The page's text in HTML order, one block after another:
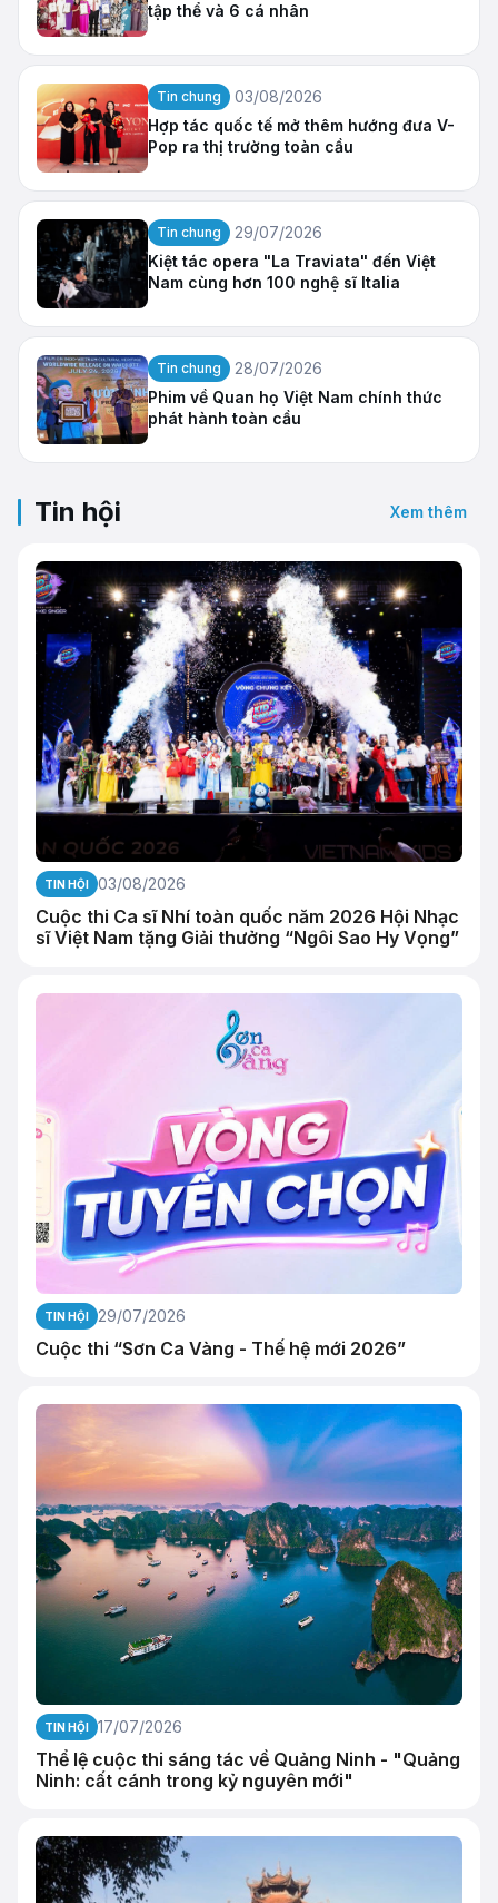
tập thể và 6 cá nhân
Tin chung
03/08/2026
Hợp tác quốc tế mở thêm hướng đưa V-
Pop ra thị trường toàn cầu
Tin chung
29/07/2026
Kiệt tác opera "La Traviata" đến Việt
Nam cùng hơn 100 nghệ sĩ Italia
Tin chung
28/07/2026
Phim về Quan họ Việt Nam chính thức
phát hành toàn cầu
Tin hội Xem thêm
TIN HỘI 03/08/2026
Cuộc thi Ca sĩ Nhí toàn quốc năm 2026 Hội Nhạc
sĩ Việt Nam tặng Giải thưởng “Ngôi Sao Hy Vọng”
TIN HỘI 29/07/2026
Cuộc thi “Sơn Ca Vàng - Thế hệ mới 2026”
TIN HỘI 17/07/2026
Thể lệ cuộc thi sáng tác về Quảng Ninh - "Quảng
Ninh: cất cánh trong kỷ nguyên mới"